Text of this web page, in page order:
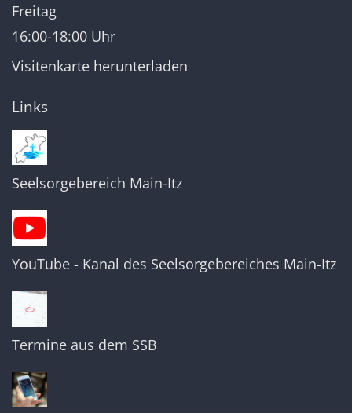
Freitag
16:00-18:00 Uhr
Visitenkarte herunterladen
Links
Seelsorgebereich Main-Itz
YouTube - Kanal des Seelsorgebereiches Main-Itz
Termine aus dem SSB